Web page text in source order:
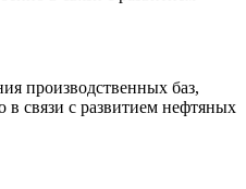
производственных баз,
в связи с развитием нефтяных